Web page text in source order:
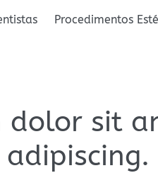
Procedimentos
dolor sit